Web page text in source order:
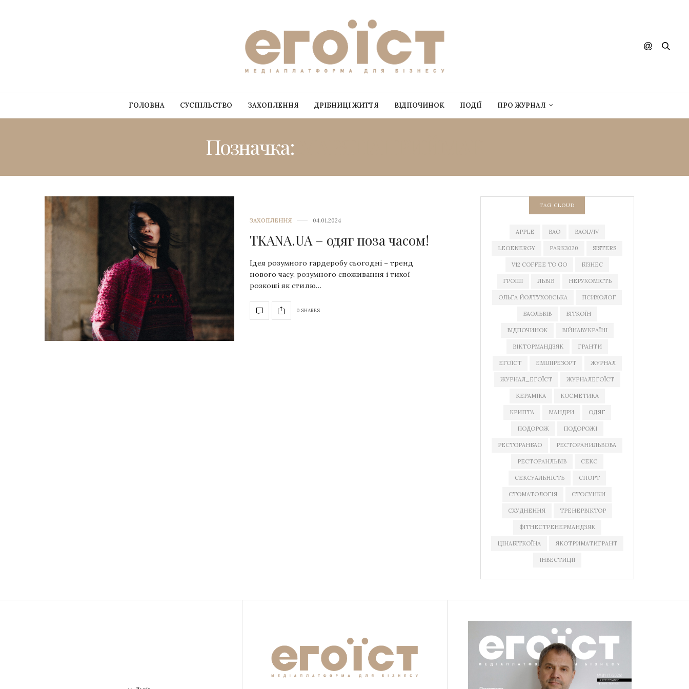
ГОЛОВНА СУСПІЛЬСТВО ЗАХОПЛЕННЯ ДРІБНИЦІ ЖИТТЯ ВІДПОЧИНОК ПОДІЇ ПРО ЖУРНАЛ
Позначка:
ЗАХОПЛЕННЯ 04.01.2024
TKANA.UA – одяг поза часом!
Ідея розумного гардеробу сьогодні – тренд
нового часу, розумного споживання і тихої
розкоші як стилю…
0 SHARES
TAG CLOUD
APPLE BAO BAOLVIV
LEOENERGY PARK3020 SISTERS
V12 COFFEE TO GO БІЗНЕС
ГРОШІ ЛЬВІВ НЕРУХОМІСТЬ
ОЛЬГА ЙОЛТУХОВСЬКА ПСИХОЛОГ
БАОЛЬВІВ БІТКОЇН
ВІДПОЧИНОК ВІЙНАВУКРАЇНІ
ВІКТОРМАНДЗЯК ГРАНТИ
ЕГОЇСТ ЕМІЛІРЕЗОРТ ЖУРНАЛ
ЖУРНАЛ_ЕГОЇСТ ЖУРНАЛЕГОЇСТ
КЕРАМІКА КОСМЕТИКА
КРИПТА МАНДРИ ОДЯГ
ПОДОРОЖ ПОДОРОЖІ
РЕСТОРАНБАО РЕСТОРАНИЛЬВОВА
РЕСТОРАНЛЬВІВ СЕКС
СЕКСУАЛЬНІСТЬ СПОРТ
СТОМАТОЛОГІЯ СТОСУНКИ
СХУДНЕННЯ ТРЕНЕРВІКТОР
ФІТНЕСТРЕНЕРМАНДЗЯК
ЦІНАБІТКОЇНА ЯКОТРИМАТИГРАНТ
ІНВЕСТИЦІЇ